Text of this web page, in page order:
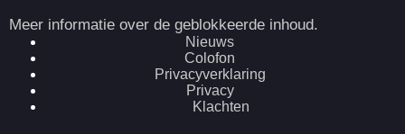
Meer informatie over de geblokkeerde inhoud.
Nieuws
Colofon
Privacyverklaring
Privacy
Klachten